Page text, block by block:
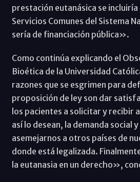
prestación eutanásica se incluiría
Servicios Comunes del Sistema
sería de financiación pública».
Como continúa explicando el
Bioética de la Universidad
razones que se esgrimen para
proposición de ley son dar
los pacientes a solicitar y recibir
así lo desean, la demanda social
asemejarnos a otros países de
donde está legalizada.
la eutanasia en un derecho»,